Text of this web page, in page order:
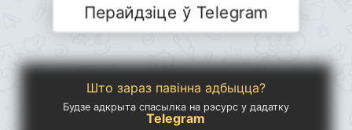
Перайдзіце ў Telegram
Што зараз павінна адбыцца?
Будзе адкрыта спасылка на рэсурс у дадатку
Telegram